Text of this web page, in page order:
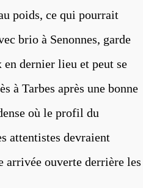
poids, ce qui pourrait
brio à Senonnes, garde
dernier lieu et peut se
à Tarbes après une bonne
où le profil du
attentistes devraient
arrivée ouverte derrière les